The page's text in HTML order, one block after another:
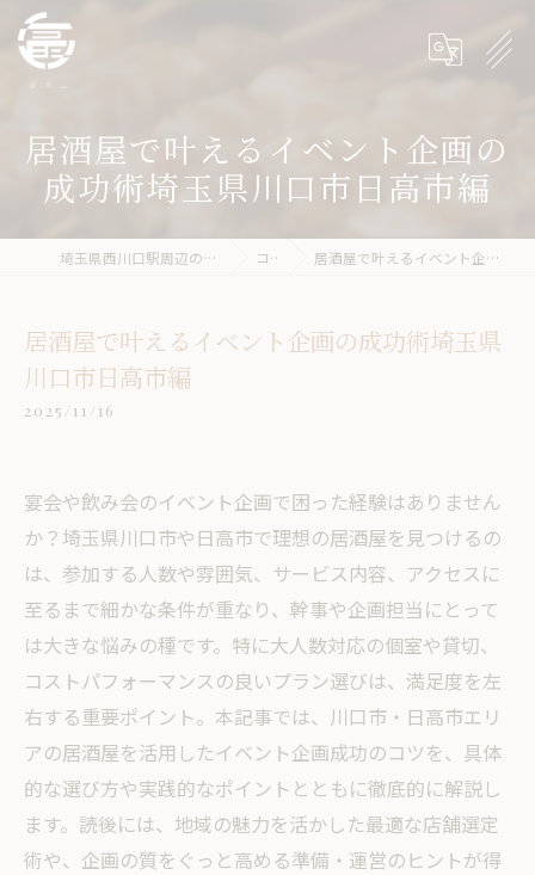
居酒屋で叶えるイベント企画の
成功術埼玉県川口市日高市編
埼玉県西川口駅周辺の居酒屋なら冨ノ家-tomika- コラム 居酒屋で叶えるイベント企画の成功術埼玉県川口市日高市編
居酒屋で叶えるイベント企画の成功術埼玉県
川口市日高市編
2025/11/16
宴会や飲み会のイベント企画で困った経験はありません
か？埼玉県川口市や日高市で理想の居酒屋を見つけるの
は、参加する人数や雰囲気、サービス内容、アクセスに
至るまで細かな条件が重なり、幹事や企画担当にとって
は大きな悩みの種です。特に大人数対応の個室や貸切、
コストパフォーマンスの良いプラン選びは、満足度を左
右する重要ポイント。本記事では、川口市・日高市エリ
アの居酒屋を活用したイベント企画成功のコツを、具体
的な選び方や実践的なポイントとともに徹底的に解説し
ます。読後には、地域の魅力を活かした最適な店舗選定
術や、企画の質をぐっと高める準備・運営のヒントが得